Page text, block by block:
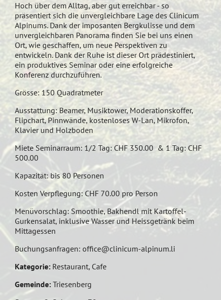
Hoch über dem Alltag, aber gut erreichbar - so
präsentiert sich die unvergleichbare Lage des Clinicum
Alpinums. Dank der imposanten Bergkulisse und dem
unvergleichbaren Panorama finden Sie bei uns einen
Ort, wie geschaffen, um neue Perspektiven zu
entwickeln. Dank der Ruhe ist dieser Ort prädestiniert,
ein produktives Seminar oder eine erfolgreiche
Konferenz durchzuführen.
Grösse: 150 Quadratmeter
Ausstattung: Beamer, Musiktower, Moderationskoffer,
Flipchart, Pinnwände, kostenloses W-Lan, Mikrofon,
Klavier und Holzboden
Miete Seminarraum: 1/2 Tag: CHF 350.00 & 1 Tag: CHF
500.00
Kapazität: bis 80 Personen
Kosten Verpflegung: CHF 70.00 pro Person
Menüvorschlag: Smoothie, Bakhendl mit Kartoffel-
Gurkensalat, inklusive Wasser und Heissgetränk beim
Mittagessen
Buchungsanfragen: office@clinicum-alpinum.li
Kategorie: Restaurant, Cafe
Gemeinde: Triesenberg